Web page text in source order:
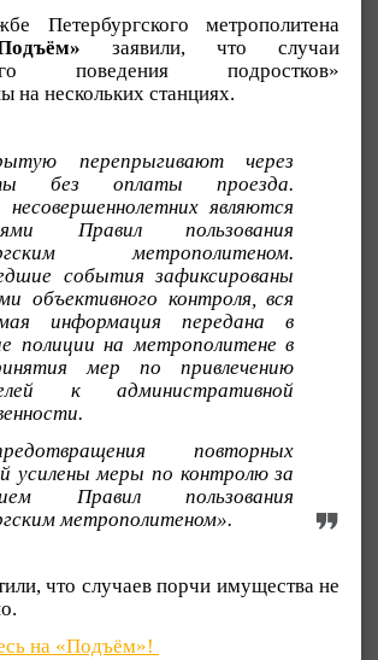
Петербургского метрополитена
заявили, что случаи
поведения подростков»
на нескольких станциях.
перепрыгивают через
без оплаты проезда.
несовершеннолетних являются
Правил пользования
метрополитеном.
события зафиксированы
объективного контроля, вся
информация передана в
полиции на метрополитене в
мер по привлечению
к административной
повторных
усилены меры по контролю за
Правил пользования
метрополитеном».
что случаев порчи имущества не
на «Подъём»!